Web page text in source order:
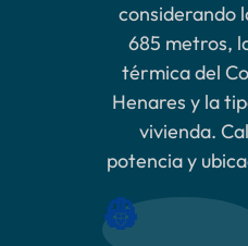
considerando
685 metros,
térmica del
Henares y la
vivienda.
potencia y
👷